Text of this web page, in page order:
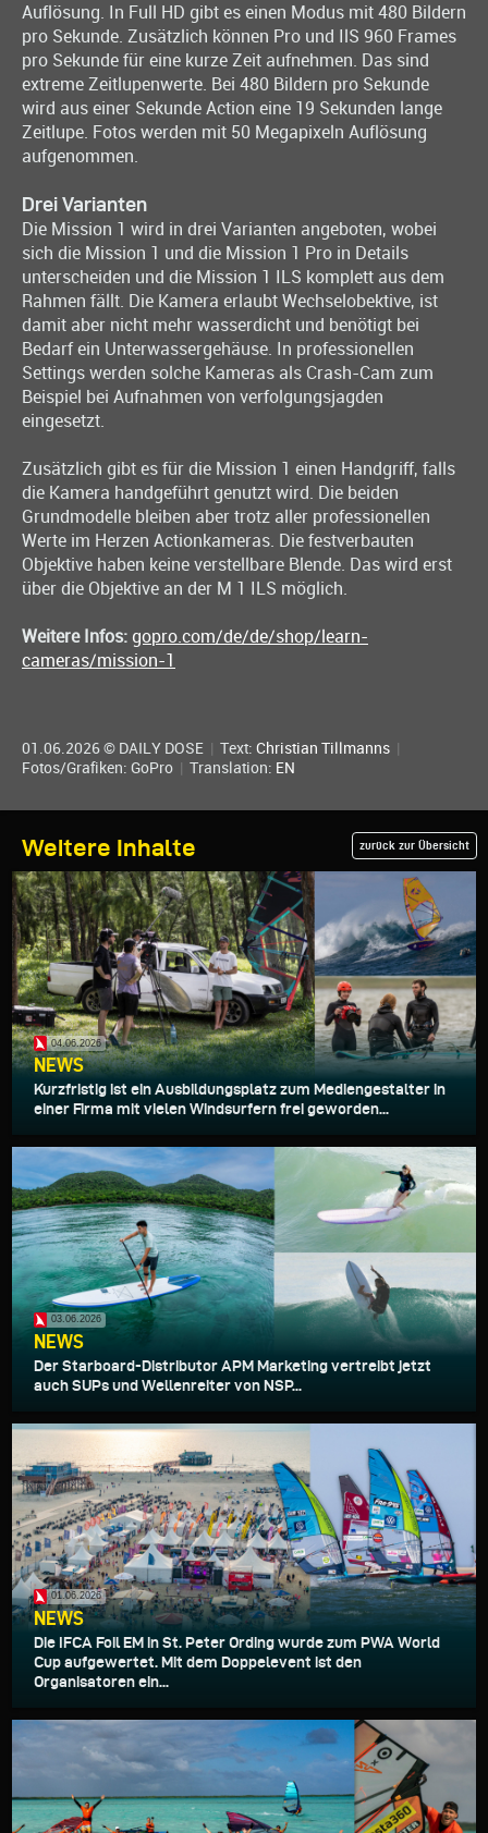
Auflösung. In Full HD gibt es einen Modus mit 480 Bildern
pro Sekunde. Zusätzlich können Pro und IlS 960 Frames
pro Sekunde für eine kurze Zeit aufnehmen. Das sind
extreme Zeitlupenwerte. Bei 480 Bildern pro Sekunde
wird aus einer Sekunde Action eine 19 Sekunden lange
Zeitlupe. Fotos werden mit 50 Megapixeln Auflösung
aufgenommen.
Drei Varianten
Die Mission 1 wird in drei Varianten angeboten, wobei
sich die Mission 1 und die Mission 1 Pro in Details
unterscheiden und die Mission 1 ILS komplett aus dem
Rahmen fällt. Die Kamera erlaubt Wechselobektive, ist
damit aber nicht mehr wasserdicht und benötigt bei
Bedarf ein Unterwassergehäuse. In professionellen
Settings werden solche Kameras als Crash-Cam zum
Beispiel bei Aufnahmen von verfolgungsjagden
eingesetzt.
Zusätzlich gibt es für die Mission 1 einen Handgriff, falls
die Kamera handgeführt genutzt wird. Die beiden
Grundmodelle bleiben aber trotz aller professionellen
Werte im Herzen Actionkameras. Die festverbauten
Objektive haben keine verstellbare Blende. Das wird erst
über die Objektive an der M 1 ILS möglich.
Weitere Infos: gopro.com/de/de/shop/learn-
cameras/mission-1
01.06.2026 © DAILY DOSE | Text: Christian Tillmanns |
Fotos/Grafiken: GoPro | Translation: EN
Weitere Inhalte zurück zur Übersicht
04.06.2026
NEWS
Kurzfristig ist ein Ausbildungsplatz zum Mediengestalter in
einer Firma mit vielen Windsurfern frei geworden...
03.06.2026
NEWS
Der Starboard-Distributor APM Marketing vertreibt jetzt
auch SUPs und Wellenreiter von NSP...
01.06.2026
NEWS
Die IFCA Foil EM in St. Peter Ording wurde zum PWA World
Cup aufgewertet. Mit dem Doppelevent ist den
Organisatoren ein...